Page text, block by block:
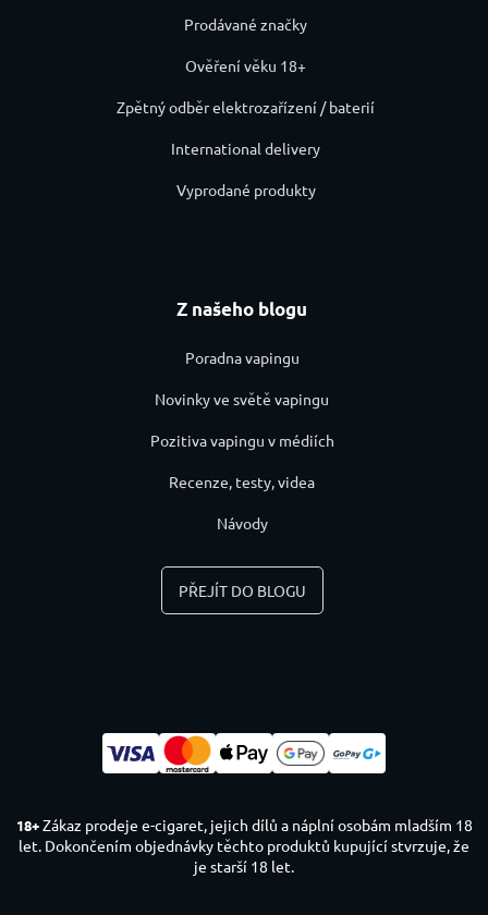
Prodávané značky
Ověření věku 18+
Zpětný odběr elektrozařízení / baterií
International delivery
Vyprodané produkty
Z našeho blogu
Poradna vapingu
Novinky ve světě vapingu
Pozitiva vapingu v médiích
Recenze, testy, videa
Návody
PŘEJÍT DO BLOGU
18+Zákaz prodeje e-cigaret, jejich dílů a náplní osobám mladším 18
let. Dokončením objednávky těchto produktů kupující stvrzuje, že
je starší 18 let.